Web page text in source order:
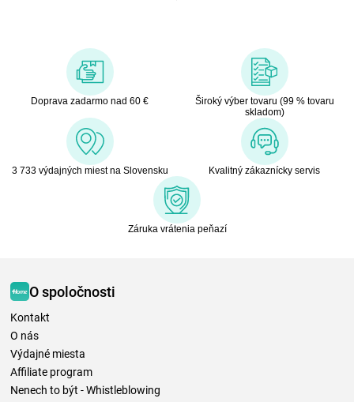
Doprava zadarmo nad 60 €
Široký výber tovaru (99 % tovaru
skladom)
3 733 výdajných miest na Slovensku Kvalitný zákaznícky servis
Záruka vrátenia peňazí
O spoločnosti
Kontakt
O nás
Výdajné miesta
Affiliate program
Nenech to být - Whistleblowing